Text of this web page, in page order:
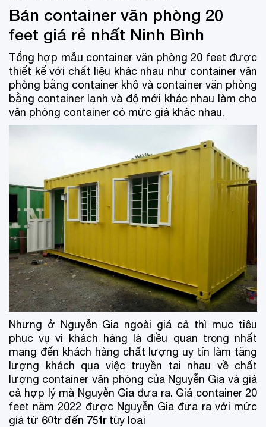
Bán container văn phòng 20
feet giá rẻ nhất Ninh Bình
Tổng hợp mẫu container văn phòng 20 feet được
thiết kế với chất liệu khác nhau như container văn
phòng bằng container khô và container văn phòng
bằng container lạnh và độ mới khác nhau làm cho
văn phòng container có mức giá khác nhau.
Nhưng ở Nguyễn Gia ngoài giá cả thì mục tiêu
phục vụ vì khách hàng là điều quan trọng nhất
mang đến khách hàng chất lượng uy tín làm tăng
lượng khách qua việc truyền tai nhau về chất
lượng container văn phòng của Nguyễn Gia và giá
cả hợp lý mà Nguyễn Gia đưa ra. Giá container 20
feet năm 2022 được Nguyễn Gia đưa ra với mức
giá từ 60tr đến 75trtùy loại